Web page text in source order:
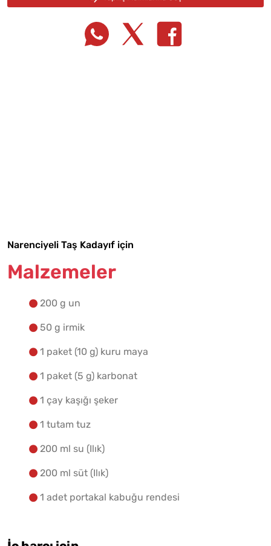
Narenciyeli Taş Kadayıf için
Malzemeler
200 g un
50 g irmik
1 paket (10 g) kuru maya
1 paket (5 g) karbonat
1 çay kaşığı şeker
1 tutam tuz
200 ml su (Ilık)
200 ml süt (Ilık)
1 adet portakal kabuğu rendesi